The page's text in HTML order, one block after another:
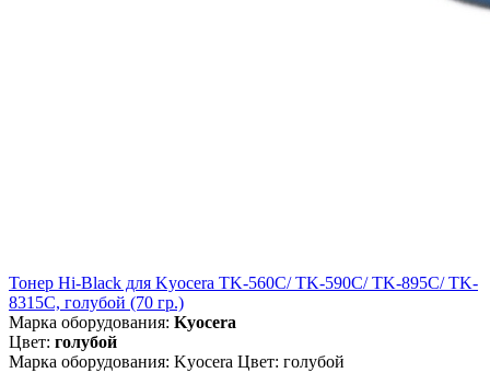
Тонер Hi-Black для Kyocera TK-560C/ TK-590C/ TK-895C/ TK-
8315C, голубой (70 гр.)
Марка оборудования: Kyocera
Цвет: голубой
Марка оборудования: Kyocera Цвет: голубой